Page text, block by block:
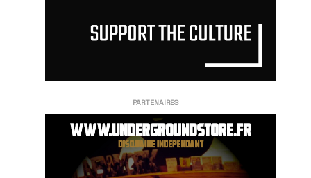
PARTENAIRES